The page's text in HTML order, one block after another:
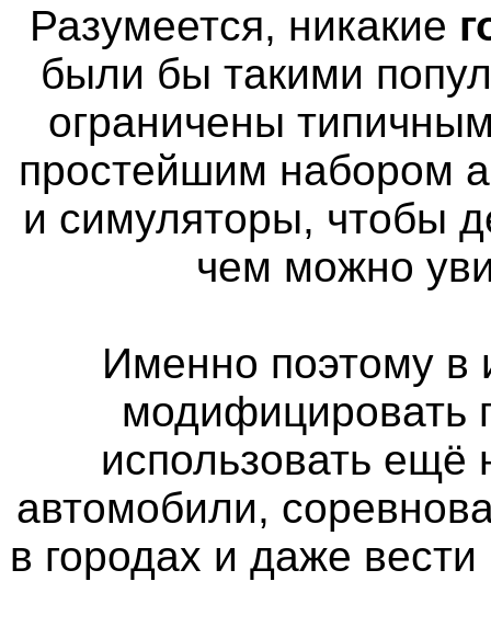
Разумеется, никакие
были бы такими
ограничены
простейшим набором
и симуляторы, чтобы
чем можно
Именно поэтому в
модифицировать
использовать
автомобили,
в городах и даже